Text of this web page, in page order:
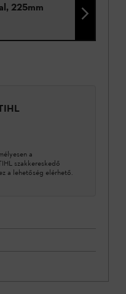
225mm
a
szakkereskedő
a lehetőség elérhető.